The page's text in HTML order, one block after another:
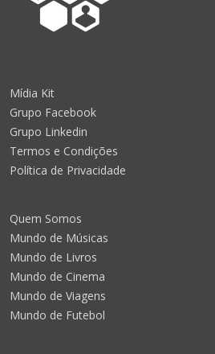
Mídia Kit
Grupo Facebook
Grupo Linkedin
Termos e Condições
Política de Privacidade
Quem Somos
Mundo de Músicas
Mundo de Livros
Mundo de Cinema
Mundo de Viagens
Mundo de Futebol